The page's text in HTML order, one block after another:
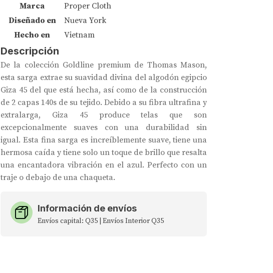
Marca
Proper Cloth
Diseñado en
Nueva York
Hecho en
Vietnam
Descripción
De la colección Goldline premium de Thomas Mason,
esta sarga extrae su suavidad divina del algodón egipcio
Giza 45 del que está hecha, así como de la construcción
de 2 capas 140s de su tejido. Debido a su fibra ultrafina y
extralarga, Giza 45 produce telas que son
excepcionalmente suaves con una durabilidad sin
igual. Esta fina sarga es increíblemente suave, tiene una
hermosa caída y tiene solo un toque de brillo que resalta
una encantadora vibración en el azul. Perfecto con un
traje o debajo de una chaqueta.
Información de envíos
Envíos capital: Q35 | Envíos Interior Q35